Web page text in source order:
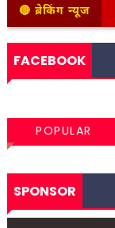
🔴 ब्रेकिंग न्यूज
FACEBOOK
POPULAR
SPONSOR